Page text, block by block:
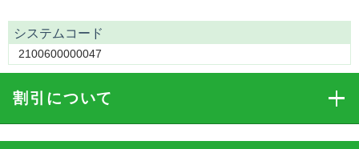
システムコード
2100600000047
割引 について